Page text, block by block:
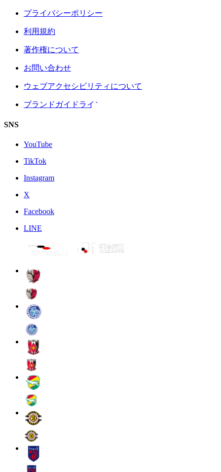
プライバシーポリシー
利用規約
著作権について
お問い合わせ
ウェブアクセシビリティについて
ブランドガイドライン
SNS
YouTube
TikTok
Instagram
X
Facebook
LINE